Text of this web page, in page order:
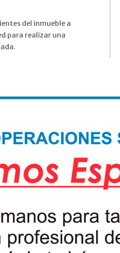
del inmueble a
para realizar una